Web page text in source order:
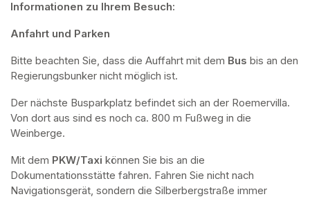
Informationen zu Ihrem Besuch:
Anfahrt und Parken
Bitte beachten Sie, dass die Auffahrt mit dem Bus bis an den
Regierungsbunker nicht möglich ist.
Der nächste Busparkplatz befindet sich an der Roemervilla.
Von dort aus sind es noch ca. 800 m Fußweg in die
Weinberge.
Mit dem PKW/Taxi können Sie bis an die
Dokumentationsstätte fahren. Fahren Sie nicht nach
Navigationsgerät, sondern die Silberbergstraße immer